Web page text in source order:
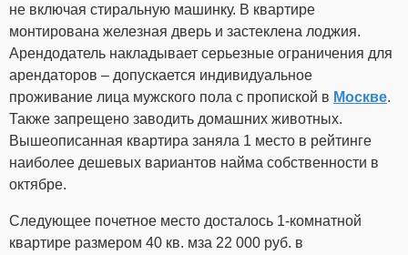
не включая стиральную машинку. В квартире
монтирована железная дверь и застеклена лоджия.
Арендодатель накладывает серьезные ограничения для
арендаторов – допускается индивидуальное
проживание лица мужского пола с пропиской в Москве.
Также запрещено заводить домашних животных.
Вышеописанная квартира заняла 1 место в рейтинге
наиболее дешевых вариантов найма собственности в
октябре.
Следующее почетное место досталось 1-комнатной
квартире размером 40 кв. мза 22 000 руб. в